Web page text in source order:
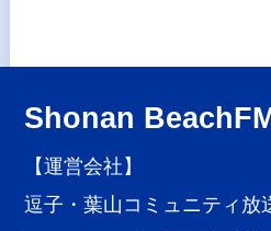
Shonan
【運営会社】
逗子・葉山コミュニティ放